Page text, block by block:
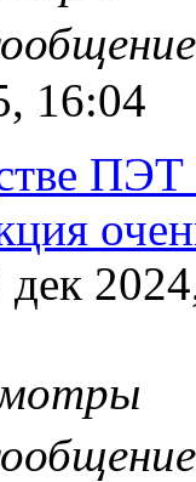
16:04
ПЭТ
дек